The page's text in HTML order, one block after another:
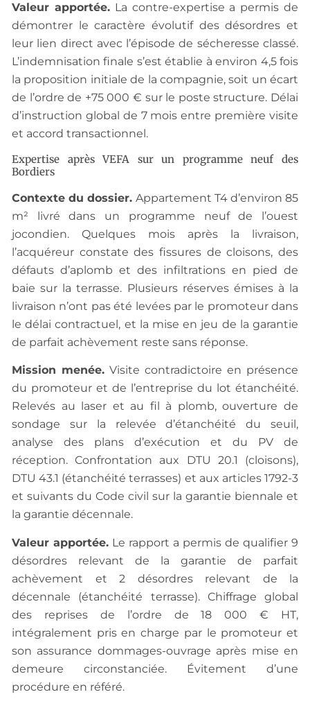
Valeur apportée.La contre-expertise a permis de
démontrer le caractère évolutif des désordres et
leur lien direct avec l’épisode de sécheresse classé.
L’indemnisation finale s’est établie à environ 4,5 fois
la proposition initiale de la compagnie, soit un écart
de l’ordre de +75 000 € sur le poste structure. Délai
d’instruction global de 7 mois entre première visite
et accord transactionnel.
Expertise après VEFA sur un programme neuf des
Bordiers
Contexte du dossier. Appartement T4 d’environ 85
m² livré dans un programme neuf de l’ouest
jocondien. Quelques mois après la livraison,
l’acquéreur constate des fissures de cloisons, des
défauts d’aplomb et des infiltrations en pied de
baie sur la terrasse. Plusieurs réserves émises à la
livraison n’ont pas été levées par le promoteur dans
le délai contractuel, et la mise en jeu de la garantie
de parfait achèvement reste sans réponse.
Mission menée. Visite contradictoire en présence
du promoteur et de l’entreprise du lot étanchéité.
Relevés au laser et au fil à plomb, ouverture de
sondage sur la relevée d’étanchéité du seuil,
analyse des plans d’exécution et du PV de
réception. Confrontation aux DTU 20.1 (cloisons),
DTU 43.1 (étanchéité terrasses) et aux articles 1792-3
et suivants du Code civil sur la garantie biennale et
la garantie décennale.
Valeur apportée. Le rapport a permis de qualifier 9
désordres relevant de la garantie de parfait
achèvement et 2 désordres relevant de la
décennale (étanchéité terrasse). Chiffrage global
des reprises de l’ordre de 18 000 € HT,
intégralement pris en charge par le promoteur et
son assurance dommages-ouvrage après mise en
demeure circonstanciée. Évitement d’une
procédure en référé.